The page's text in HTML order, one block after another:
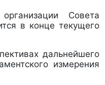
Совета
в конце текущего
дальнейшего
измерения